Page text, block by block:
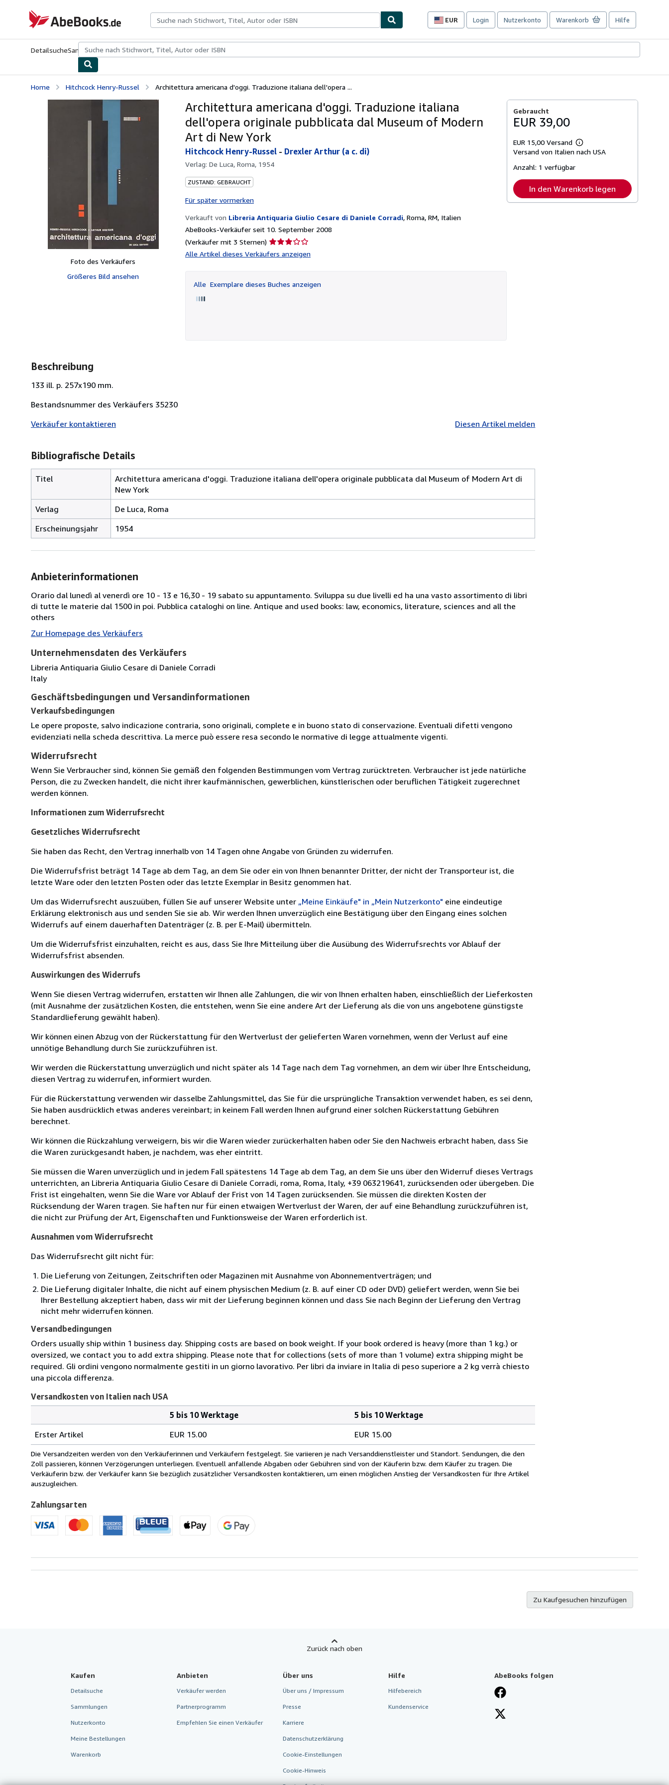
AbeBooks.de
EUR
Seite
Einkaufseinstellungen.
Login Nutzerkonto Warenkorb Hilfe
DetailsucheSammlungenAntiquarische BücherKunst & Sammlerstücke
Home Hitchcock Henry-Russel Architettura americana d'oggi. Traduzione italiana dell'opera ...
Foto des Verkäufers
Größeres Bild ansehen
Architettura americana d'oggi. Traduzione italiana
dell'opera originale pubblicata dal Museum of Modern
Art di New York
Hitchcock Henry-Russel - Drexler Arthur (a c. di)
Verlag: De Luca, Roma, 1954
ZUSTAND: GEBRAUCHT
Für später vormerken
Verkauft von Libreria Antiquaria Giulio Cesare di Daniele Corradi, Roma, RM, Italien
AbeBooks-Verkäufer seit 10. September 2008
(Verkäufer mit 3 Sternen) Verkäuferbewertung
3
Sternen
Alle Artikel dieses Verkäufers anzeigen
Alle Exemplare dieses Buches anzeigen
Gebraucht
EUR 39,00
EUR 15,00 Versand
Weitere
Informationen
Versand von Italien nach USA
Anzahl: 1 verfügbar
In den Warenkorb legen
Beschreibung
133 ill. p. 257x190 mm.
Bestandsnummer des Verkäufers 35230
Verkäufer kontaktieren
Diesen Artikel melden
Bibliografische Details
Titel
Architettura americana d'oggi. Traduzione italiana dell'opera originale pubblicata dal Museum of Modern Art di
New York
Verlag
De Luca, Roma
Erscheinungsjahr
1954
Anbieterinformationen
Orario dal lunedì al venerdì ore 10 - 13 e 16,30 - 19 sabato su appuntamento. Sviluppa su due livelli ed ha una vasto assortimento di libri
di tutte le materie dal 1500 in poi. Pubblica cataloghi on line. Antique and used books: law, economics, literature, sciences and all the
others
Zur Homepage des Verkäufers
Unternehmensdaten des Verkäufers
Libreria Antiquaria Giulio Cesare di Daniele Corradi
Italy
Geschäftsbedingungen und Versandinformationen
Verkaufsbedingungen
Le opere proposte, salvo indicazione contraria, sono originali, complete e in buono stato di conservazione. Eventuali difetti vengono
evidenziati nella scheda descrittiva. La merce può essere resa secondo le normative di legge attualmente vigenti.
Widerrufsrecht
Wenn Sie Verbraucher sind, können Sie gemäß den folgenden Bestimmungen vom Vertrag zurücktreten. Verbraucher ist jede natürliche
Person, die zu Zwecken handelt, die nicht ihrer kaufmännischen, gewerblichen, künstlerischen oder beruflichen Tätigkeit zugerechnet
werden können.
Informationen zum Widerrufsrecht
Gesetzliches Widerrufsrecht
Sie haben das Recht, den Vertrag innerhalb von 14 Tagen ohne Angabe von Gründen zu widerrufen.
Die Widerrufsfrist beträgt 14 Tage ab dem Tag, an dem Sie oder ein von Ihnen benannter Dritter, der nicht der Transporteur ist, die
letzte Ware oder den letzten Posten oder das letzte Exemplar in Besitz genommen hat.
Um das Widerrufsrecht auszuüben, füllen Sie auf unserer Website unter „Meine Einkäufe" in „Mein Nutzerkonto" eine eindeutige
Erklärung elektronisch aus und senden Sie sie ab. Wir werden Ihnen unverzüglich eine Bestätigung über den Eingang eines solchen
Widerrufs auf einem dauerhaften Datenträger (z. B. per E-Mail) übermitteln.
Um die Widerrufsfrist einzuhalten, reicht es aus, dass Sie Ihre Mitteilung über die Ausübung des Widerrufsrechts vor Ablauf der
Widerrufsfrist absenden.
Auswirkungen des Widerrufs
Wenn Sie diesen Vertrag widerrufen, erstatten wir Ihnen alle Zahlungen, die wir von Ihnen erhalten haben, einschließlich der Lieferkosten
(mit Ausnahme der zusätzlichen Kosten, die entstehen, wenn Sie eine andere Art der Lieferung als die von uns angebotene günstigste
Standardlieferung gewählt haben).
Wir können einen Abzug von der Rückerstattung für den Wertverlust der gelieferten Waren vornehmen, wenn der Verlust auf eine
unnötige Behandlung durch Sie zurückzuführen ist.
Wir werden die Rückerstattung unverzüglich und nicht später als 14 Tage nach dem Tag vornehmen, an dem wir über Ihre Entscheidung,
diesen Vertrag zu widerrufen, informiert wurden.
Für die Rückerstattung verwenden wir dasselbe Zahlungsmittel, das Sie für die ursprüngliche Transaktion verwendet haben, es sei denn,
Sie haben ausdrücklich etwas anderes vereinbart; in keinem Fall werden Ihnen aufgrund einer solchen Rückerstattung Gebühren
berechnet.
Wir können die Rückzahlung verweigern, bis wir die Waren wieder zurückerhalten haben oder Sie den Nachweis erbracht haben, dass Sie
die Waren zurückgesandt haben, je nachdem, was eher eintritt.
Sie müssen die Waren unverzüglich und in jedem Fall spätestens 14 Tage ab dem Tag, an dem Sie uns über den Widerruf dieses Vertrags
unterrichten, an Libreria Antiquaria Giulio Cesare di Daniele Corradi, roma, Roma, Italy, +39 063219641, zurücksenden oder übergeben. Die
Frist ist eingehalten, wenn Sie die Ware vor Ablauf der Frist von 14 Tagen zurücksenden. Sie müssen die direkten Kosten der
Rücksendung der Waren tragen. Sie haften nur für einen etwaigen Wertverlust der Waren, der auf eine Behandlung zurückzuführen ist,
die nicht zur Prüfung der Art, Eigenschaften und Funktionsweise der Waren erforderlich ist.
Ausnahmen vom Widerrufsrecht
Das Widerrufsrecht gilt nicht für:
Die Lieferung von Zeitungen, Zeitschriften oder Magazinen mit Ausnahme von Abonnementverträgen; und
Die Lieferung digitaler Inhalte, die nicht auf einem physischen Medium (z. B. auf einer CD oder DVD) geliefert werden, wenn Sie bei
Ihrer Bestellung akzeptiert haben, dass wir mit der Lieferung beginnen können und dass Sie nach Beginn der Lieferung den Vertrag
nicht mehr widerrufen können.
Versandbedingungen
Orders usually ship within 1 business day. Shipping costs are based on book weight. If your book ordered is heavy (more than 1 kg.) or
oversized, we contact you to add extra shipping. Please note that for collections (sets of more than 1 volume) extra shipping might be
required. Gli ordini vengono normalmente gestiti in un giorno lavorativo. Per libri da inviare in Italia di peso superiore a 2 kg verrà chiesto
una piccola differenza.
Versandkosten von Italien nach USA
von
Italien
nach
USA
5 bis 10 Werktage
5 bis 10 Werktage
Erster Artikel
EUR 15.00 EUR 15.00
Die Versandzeiten werden von den Verkäuferinnen und Verkäufern festgelegt. Sie variieren je nach Versanddienstleister und Standort. Sendungen, die den
Zoll passieren, können Verzögerungen unterliegen. Eventuell anfallende Abgaben oder Gebühren sind von der Käuferin bzw. dem Käufer zu tragen. Die
Verkäuferin bzw. der Verkäufer kann Sie bezüglich zusätzlicher Versandkosten kontaktieren, um einen möglichen Anstieg der Versandkosten für Ihre Artikel
auszugleichen.
Zahlungsarten
Zu Kaufgesuchen hinzufügen
Zurück nach oben
Kaufen
Detailsuche
Sammlungen
Nutzerkonto
Meine Bestellungen
Warenkorb
Anbieten
Verkäufer werden
Partnerprogramm
Empfehlen Sie einen Verkäufer
Über uns
Über uns / Impressum
Presse
Karriere
Datenschutzerklärung
Cookie-Einstellungen
Cookie-Hinweis
Hilfe
Hilfebereich
Kundenservice
AbeBooks folgen